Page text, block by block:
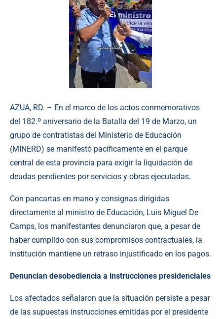
AZUA, RD. – En el marco de los actos conmemorativos
del 182.º aniversario de la Batalla del 19 de Marzo, un
grupo de contratistas del Ministerio de Educación
(MINERD) se manifestó pacíficamente en el parque
central de esta provincia para exigir la liquidación de
deudas pendientes por servicios y obras ejecutadas.
​Con pancartas en mano y consignas dirigidas
directamente al ministro de Educación, Luis Miguel De
Camps, los manifestantes denunciaron que, a pesar de
haber cumplido con sus compromisos contractuales, la
institución mantiene un retraso injustificado en los pagos.
​Denuncian desobediencia a instrucciones presidenciales
​Los afectados señalaron que la situación persiste a pesar
de las supuestas instrucciones emitidas por el presidente